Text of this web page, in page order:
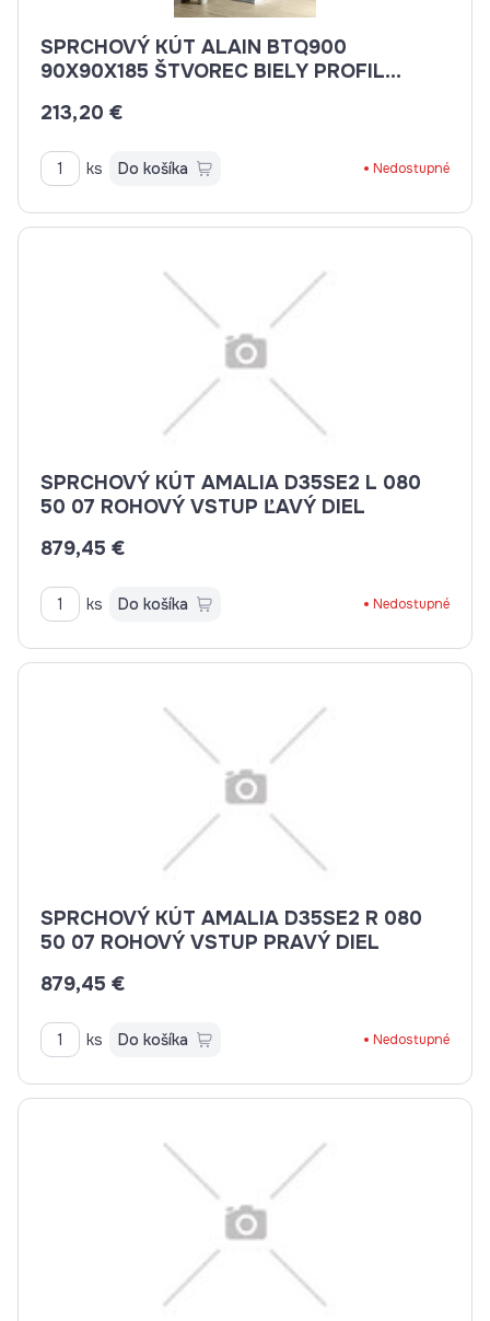
SPRCHOVÝ KÚT ALAIN BTQ900
90X90X185 ŠTVOREC BIELY PROFIL
213,20 €
ks Do košíka Nedostupné
SPRCHOVÝ KÚT AMALIA D35SE2 L 080
50 07 ROHOVÝ VSTUP ĽAVÝ DIEL
879,45 €
ks Do košíka Nedostupné
SPRCHOVÝ KÚT AMALIA D35SE2 R 080
50 07 ROHOVÝ VSTUP PRAVÝ DIEL
879,45 €
ks Do košíka Nedostupné